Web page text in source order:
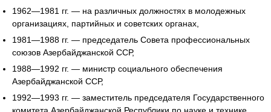
1962—1981 гг. — на различных должностях в молодежных
организациях, партийных и советских органах,
1981—1988 гг. — председатель Совета профессиональных
союзов Азербайджанской ССР,
1988—1992 гг. — министр социального обеспечения
Азербайджанской ССР,
1992—1993 гг. — заместитель председателя Государственного